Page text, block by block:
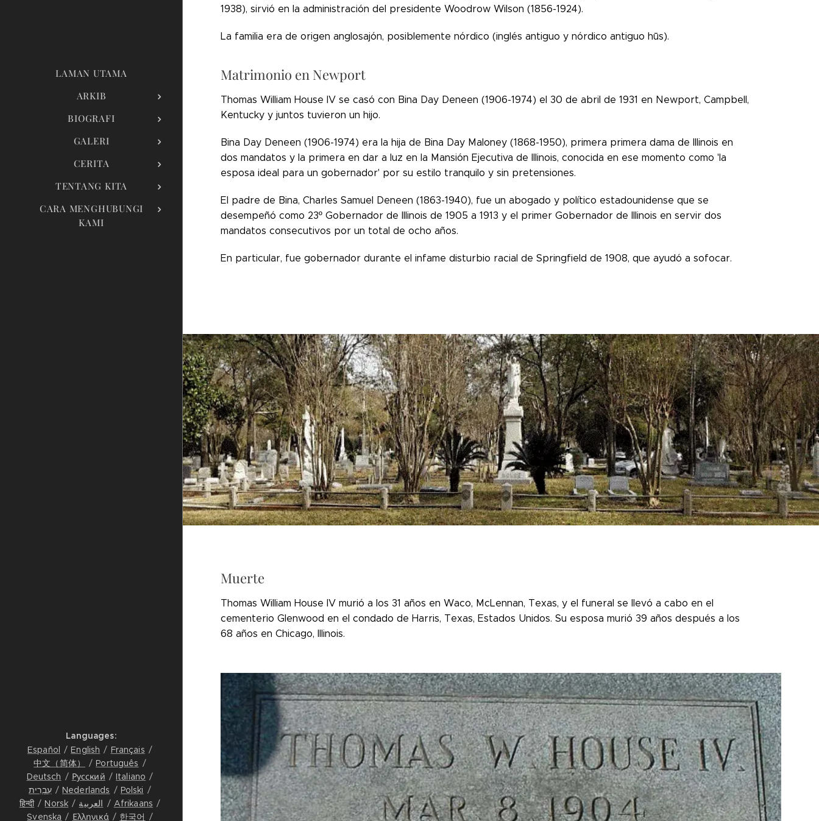
LAMAN UTAMA
ARKIB
BIOGRAFI
GALERI
CERITA
TENTANG KITA
CARA MENGHUBUNGI
KAMI
1938), sirvió en la administración del presidente Woodrow Wilson (1856-1924).
La familia era de origen anglosajón, posiblemente nórdico (inglés antiguo y nórdico antiguo hūs).
Matrimonio en Newport
Thomas William House IV se casó con Bina Day Deneen (1906-1974) el 30 de abril de 1931 en Newport, Campbell,
Kentucky y juntos tuvieron un hijo.
Bina Day Deneen (1906-1974) era la hija de Bina Day Maloney (1868-1950), primera primera dama de Illinois en
dos mandatos y la primera en dar a luz en la Mansión Ejecutiva de Illinois, conocida en ese momento como 'la
esposa ideal para un gobernador' por su estilo tranquilo y sin pretensiones.
El padre de Bina, Charles Samuel Deneen (1863-1940), fue un abogado y político estadounidense que se
desempeñó como 23º Gobernador de Illinois de 1905 a 1913 y el primer Gobernador de Illinois en servir dos
mandatos consecutivos por un total de ocho años.
En particular, fue gobernador durante el infame disturbio racial de Springfield de 1908, que ayudó a sofocar.
Muerte
Thomas William House IV murió a los 31 años en Waco, McLennan, Texas, y el funeral se llevó a cabo en el
cementerio Glenwood en el condado de Harris, Texas, Estados Unidos. Su esposa murió 39 años después a los
68 años en Chicago, Illinois.
Languages
Español
English
Français
中文（简体）
Português
Deutsch
Русский
Italiano
עִבְרִית
Nederlands
Polski
हिन्दी
Norsk العربية
Afrikaans
Svenska
Ελληνικά 한국어